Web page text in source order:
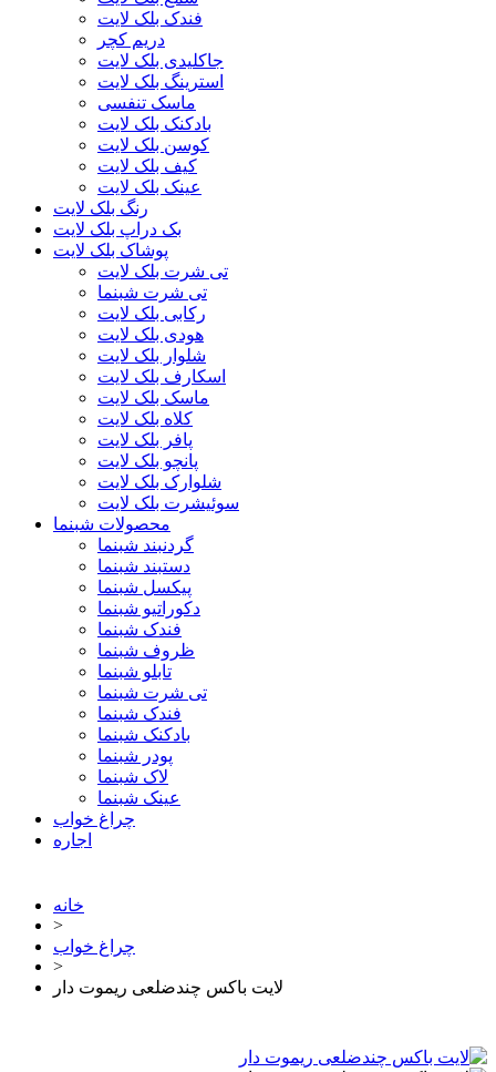
فندک بلک لایت
دریم کچر
جاکلیدی بلک لایت
استرینگ بلک لایت
ماسک تنفسی
بادکنک بلک لایت
کوسن بلک لایت
کیف بلک لایت
عینک بلک لایت
رنگ بلک لایت
بک دراپ بلک لایت
پوشاک بلک لایت
تی شرت بلک لایت
تی شرت شبنما
رکابی بلک لایت
هودی بلک لایت
شلوار بلک لایت
اسکارف بلک لایت
ماسک بلک لایت
کلاه بلک لایت
پافر بلک لایت
پانچو بلک لایت
شلوارک بلک لایت
سوئیشرت بلک لایت
محصولات شبنما
گردنبند شبنما
دستبند شبنما
پیکسل شبنما
دکوراتیو شبنما
فندک شبنما
ظروف شبنما
تابلو شبنما
تی شرت شبنما
فندک شبنما
بادکنک شبنما
پودر شبنما
لاک شبنما
عینک شبنما
چراغ خواب
اجاره
خانه
>
چراغ خواب
>
لایت باکس چندضلعی ریموت دار